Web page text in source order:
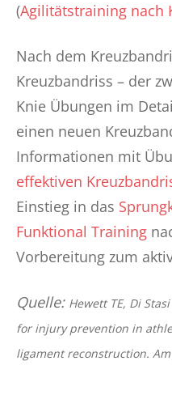
(Agilitätstraining nach
Nach dem
Kreuzbandriss – der
Knie Übungen im
einen neuen
Informationen mit
effektiven
Einstieg in das
Funktional Training
Vorbereitung zum
Quelle: Hewett TE, Di
for injury prevention in
ligament reconstruction. Am